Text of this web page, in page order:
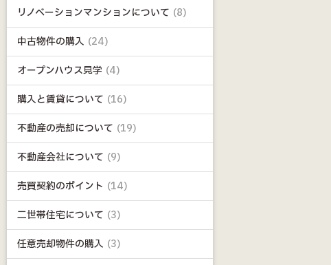
リノベーションマンションについて (8)
中古物件の購入 (24)
オープンハウス見学 (4)
購入と賃貸について (16)
不動産の売却について (19)
不動産会社について (9)
売買契約のポイント (14)
二世帯住宅について (3)
任意売却物件の購入 (3)